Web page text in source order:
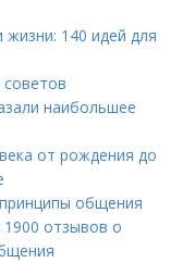
жизни: 140 идей для
советов
наибольшее
от рождения до
общения
1900 отзывов о